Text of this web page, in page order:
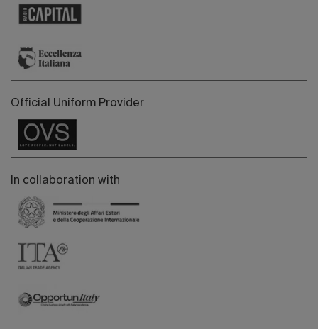
Official Uniform Provider
In collaboration with